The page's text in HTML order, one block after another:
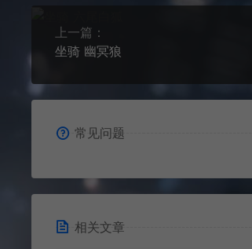
上一篇：
坐骑 幽冥狼
常见问题
相关文章